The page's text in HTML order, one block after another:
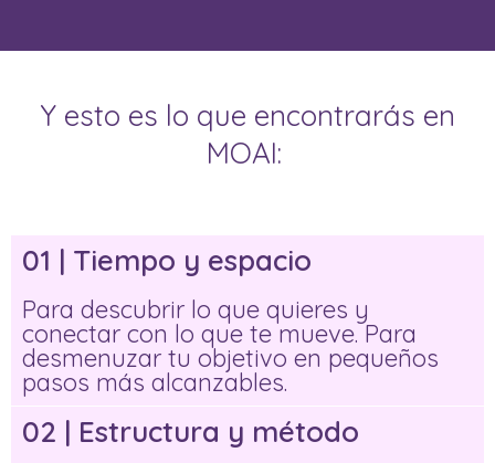
Y esto es lo que encontrarás en
MOAI:
01 | Tiempo y espacio
Para descubrir lo que quieres y
conectar con lo que te mueve. Para
desmenuzar tu objetivo en pequeños
pasos más alcanzables.
02 | Estructura y método